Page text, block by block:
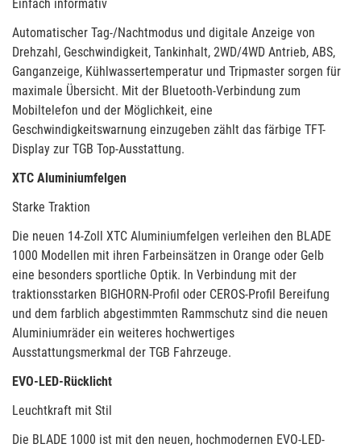
Einfach informativ
Automatischer Tag-/Nachtmodus und digitale Anzeige von
Drehzahl, Geschwindigkeit, Tankinhalt, 2WD/4WD Antrieb, ABS,
Ganganzeige, Kühlwassertemperatur und Tripmaster sorgen für
maximale Übersicht. Mit der Bluetooth-Verbindung zum
Mobiltelefon und der Möglichkeit, eine
Geschwindigkeitswarnung einzugeben zählt das färbige TFT-
Display zur TGB Top-Ausstattung.
XTC Aluminiumfelgen
Starke Traktion
Die neuen 14-Zoll XTC Aluminiumfelgen verleihen den BLADE
1000 Modellen mit ihren Farbeinsätzen in Orange oder Gelb
eine besonders sportliche Optik. In Verbindung mit der
traktionsstarken BIGHORN-Profil oder CEROS-Profil Bereifung
und dem farblich abgestimmten Rammschutz sind die neuen
Aluminiumräder ein weiteres hochwertiges
Ausstattungsmerkmal der TGB Fahrzeuge.
EVO-LED-Rücklicht
Leuchtkraft mit Stil
Die BLADE 1000 ist mit den neuen, hochmodernen EVO-LED-